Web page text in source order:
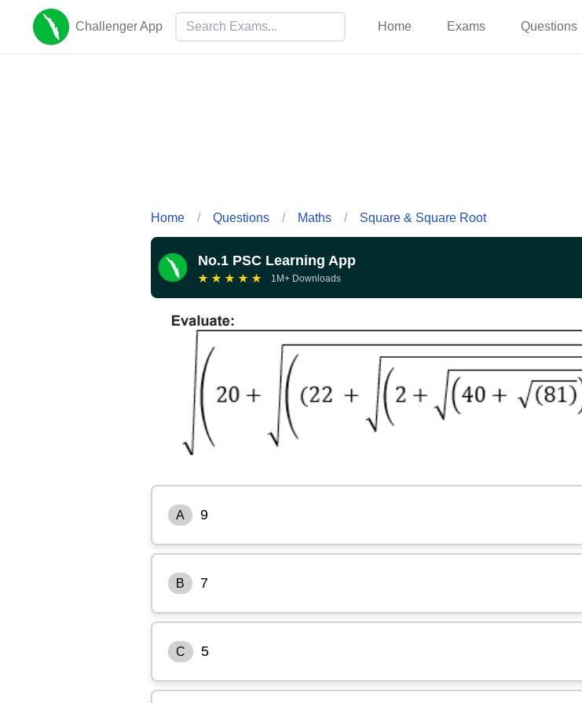
Challenger App Home Exams Questions
Home / Questions / Maths / Square & Square Root
No.1 PSC Learning App
★ ★ ★ ★ ★ 1M+ Downloads
A 9
B 7
C 5